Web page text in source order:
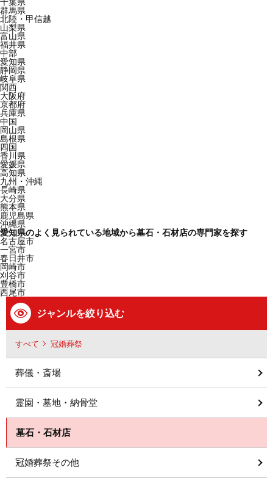
群馬県
北陸・甲信越
山梨県
富山県
福井県
中部
愛知県
静岡県
岐阜県
関西
大阪府
京都府
兵庫県
中国
岡山県
島根県
四国
香川県
愛媛県
高知県
九州・沖縄
長崎県
大分県
熊本県
鹿児島県
沖縄県
愛知県のよく見られている地域から墓石・石材店の専門家を探す
名古屋市
一宮市
春日井市
岡崎市
刈谷市
豊橋市
西尾市
ジャンルを絞り込む
すべて 冠婚葬祭
葬儀・斎場
霊園・墓地・納骨堂
墓石・石材店
冠婚葬祭その他